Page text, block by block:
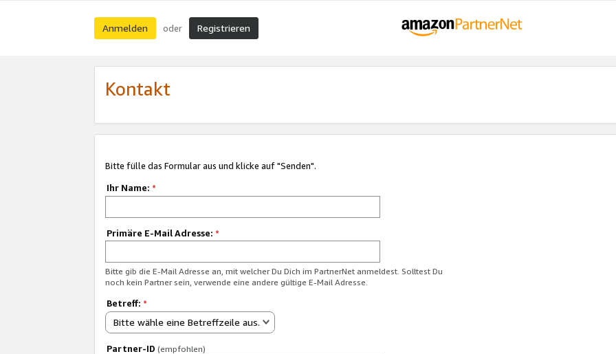
Anmelden oder Registrieren
Kontakt
Bitte fülle das Formular aus und klicke auf "Senden".
Ihr Name: *
Primäre E-Mail Adresse: *
Bitte gib die E-Mail Adresse an, mit welcher Du Dich im PartnerNet anmeldest. Solltest Du
noch kein Partner sein, verwende eine andere gültige E-Mail Adresse.
Betreff: *
Bitte wähle eine Betreffzeile aus.
Partner-ID (empfohlen)